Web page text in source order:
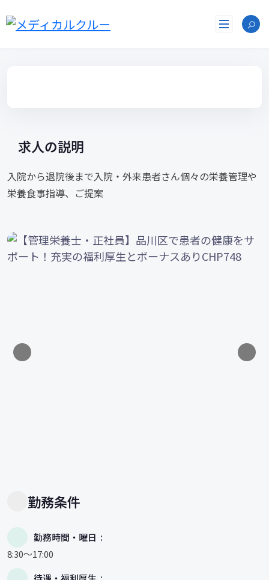
ン
求人の説明
入院から退院後まで入院・外来患者さん個々の栄養管理や
栄養食事指導、ご提案
勤務条件
勤務時間・曜日
8:30～17:00